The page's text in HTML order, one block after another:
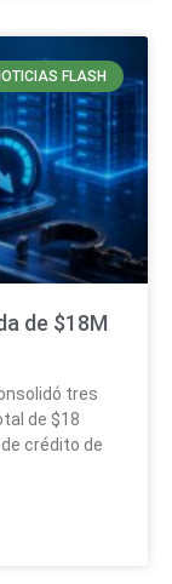
FLASH
de $18M
tres
de $18
crédito de